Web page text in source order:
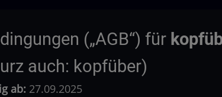
(„AGB“) für
auch: kopfüber)
ab: 27.09.2025